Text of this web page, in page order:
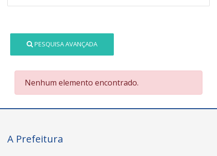
PESQUISA AVANÇADA
Nenhum elemento encontrado.
A Prefeitura